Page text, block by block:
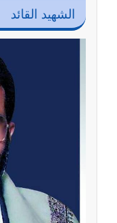
الشهيد القائد